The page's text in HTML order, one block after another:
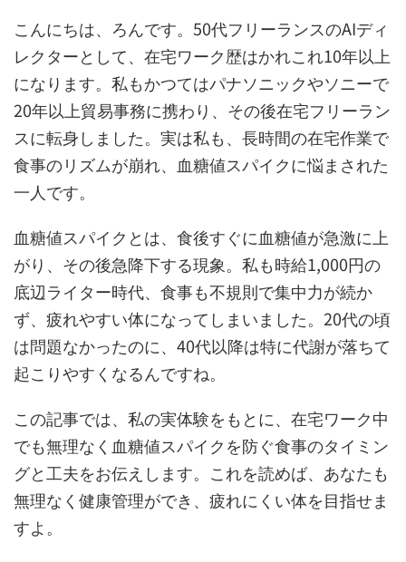
こんにちは、ろんです。50代フリーランスのAIディ
レクターとして、在宅ワーク歴はかれこれ10年以上
になります。私もかつてはパナソニックやソニーで
20年以上貿易事務に携わり、その後在宅フリーラン
スに転身しました。実は私も、長時間の在宅作業で
食事のリズムが崩れ、血糖値スパイクに悩まされた
一人です。
血糖値スパイクとは、食後すぐに血糖値が急激に上
がり、その後急降下する現象。私も時給1,000円の
底辺ライター時代、食事も不規則で集中力が続か
ず、疲れやすい体になってしまいました。20代の頃
は問題なかったのに、40代以降は特に代謝が落ちて
起こりやすくなるんですね。
この記事では、私の実体験をもとに、在宅ワーク中
でも無理なく血糖値スパイクを防ぐ食事のタイミン
グと工夫をお伝えします。これを読めば、あなたも
無理なく健康管理ができ、疲れにくい体を目指せま
すよ。